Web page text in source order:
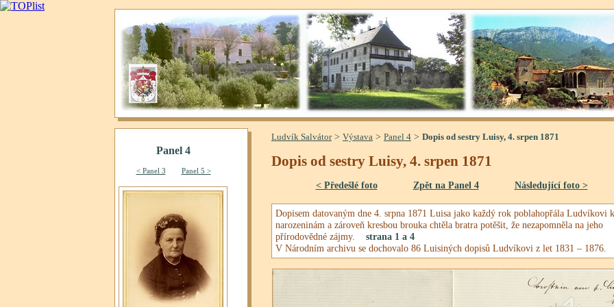
Ludvík Salvátor> Výstava > Panel 4 > Dopis od sestry Luisy, 4. srpen 1871
Dopis od sestry Luisy, 4. srpen 1871
< Předešlé foto Zpět na Panel 4 Následující foto >
Dopisem datovaným dne 4. srpna 1871 Luisa jako každý rok poblahopřála Ludvíkovi k
narozeninám a zároveň kresbou brouka chtěla bratra potěšit, že nezapomněla na jeho
přírodovědné zájmy. strana 1 a 4
V Národním archivu se dochovalo 86 Luisiných dopisů Ludvíkovi z let 1831 – 1876.